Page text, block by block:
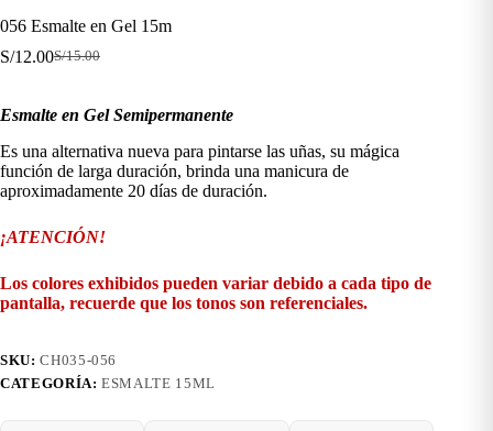
056 Esmalte en Gel 15m
S/15.00
El
era:
S/15.00.
S/12.00El
es:
S/12.00.
Esmalte en Gel Semipermanente
Es una alternativa nueva para pintarse las uñas, su mágica
función de larga duración, brinda una manicura de
aproximadamente 20 días de duración.
¡ATENCIÓN!
Los colores exhibidos pueden variar debido a cada tipo de
pantalla, recuerde que los tonos son referenciales.
SKU:CH035-056
CATEGORÍA:ESMALTE 15ML